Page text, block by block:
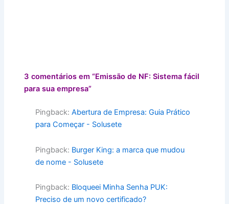
3 comentários em “Emissão de NF: Sistema fácil
para sua empresa”
Pingback: Abertura de Empresa: Guia Prático
para Começar - Solusete
Pingback: Burger King: a marca que mudou
de nome - Solusete
Pingback: Bloqueei Minha Senha PUK:
Preciso de um novo certificado?